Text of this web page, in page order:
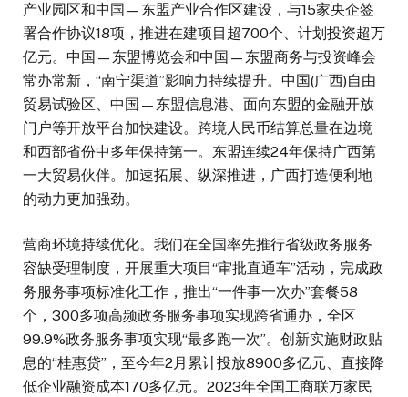
产业园区和中国—东盟产业合作区建设，与15家央企签
署合作协议18项，推进在建项目超700个、计划投资超万
亿元。中国—东盟博览会和中国—东盟商务与投资峰会
常办常新，“南宁渠道”影响力持续提升。中国(广西)自由
贸易试验区、中国—东盟信息港、面向东盟的金融开放
门户等开放平台加快建设。跨境人民币结算总量在边境
和西部省份中多年保持第一。东盟连续24年保持广西第
一大贸易伙伴。加速拓展、纵深推进，广西打造便利地
的动力更加强劲。
营商环境持续优化。我们在全国率先推行省级政务服务
容缺受理制度，开展重大项目“审批直通车”活动，完成政
务服务事项标准化工作，推出“一件事一次办”套餐58
个，300多项高频政务服务事项实现跨省通办，全区
99.9%政务服务事项实现“最多跑一次”。创新实施财政贴
息的“桂惠贷”，至今年2月累计投放8900多亿元、直接降
低企业融资成本170多亿元。2023年全国工商联万家民